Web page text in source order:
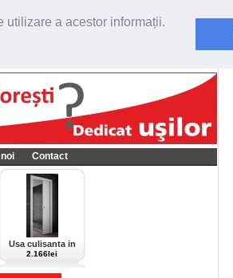
utilizare a acestor informații.
Contact
Usa culisanta in
perete Scrigno,
culoare alba-bianco
2.166lei